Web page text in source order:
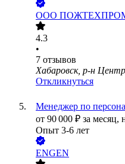
ООО
4.3
•
7 отзывов
Хабаровск, р-н
Откликнуться
Менеджер по
от 90 000 ₽ за месяц,
Опыт 3-6 лет
ENGEN